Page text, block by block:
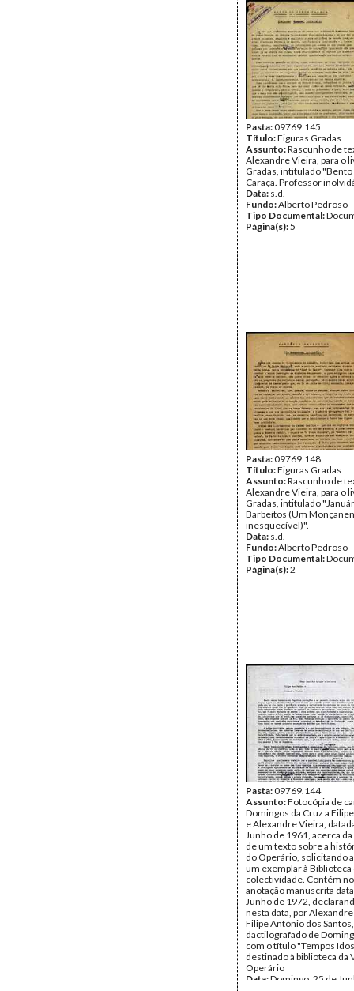
Pasta:09769.145
Título:Figuras Gradas
Assunto:Rascunho de
Alexandre Vieira, para o
Gradas, intitulado "Bento
Caraça. Professor
Data: s.d.
Fundo:Alberto Pedroso
Tipo Documental:
Página(s):5
Pasta:09769.148
Título:Figuras Gradas
Assunto:Rascunho de
Alexandre Vieira, para o
Gradas, intitulado
Barbeitos (Um
inesquecível)".
Data: s.d.
Fundo:Alberto Pedroso
Tipo Documental:
Página(s):2
Pasta:09769.144
Assunto:Fotocópia de
Domingos da Cruz a
e Alexandre Vieira,
Junho de 1961, acerca
de um texto sobre a
do Operário, solicitando
um exemplar à Biblioteca
colectividade. Contém
anotação manuscrita
Junho de 1972,
nesta data, por
Filipe António dos
dactilografado de
com o título "Tempos
destinado à biblioteca da
Operário
Data:Domingo, 25 de